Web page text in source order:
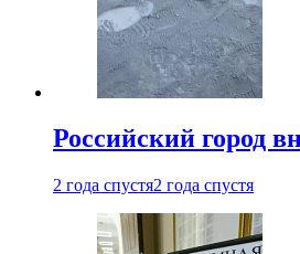
Российский город
2 года спустя2 года спустя